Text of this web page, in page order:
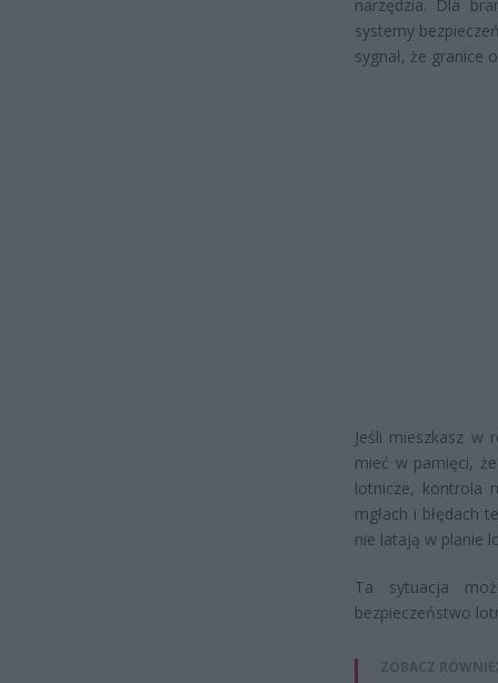
narzędzia. Dla
systemy
sygnał, że granice
Jeśli mieszkasz w
mieć w pamięci,
lotnicze, kontrola
mgłach i błędach
nie latają w planie
Ta sytuacja
bezpieczeństwo
ZOBACZ